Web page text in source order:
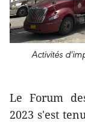
Activités
Le Forum
2023 s'est